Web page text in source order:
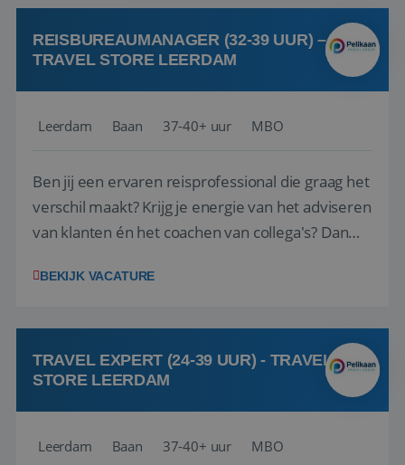
REISBUREAUMANAGER (32-39 UUR) –
TRAVEL STORE LEERDAM
Leerdam Baan 37-40+ uur MBO
Ben jij een ervaren reisprofessional die graag het
verschil maakt? Krijg je energie van het adviseren
van klanten én het coachen van collega's? Dan
(onderdeel van Pelikaan Travel Group) zoeken
team het reisbureau verder...
BEKIJK VACATURE
TRAVEL EXPERT (24-39 UUR) - TRAVEL
STORE LEERDAM
Leerdam Baan 37-40+ uur MBO